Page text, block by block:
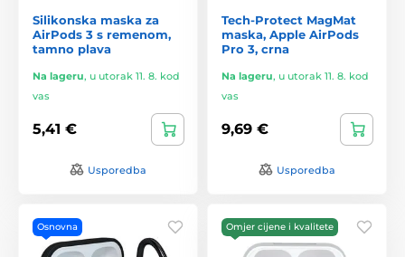
Silikonska maska za
AirPods 3 s remenom,
tamno plava
Na lageru, u utorak 11. 8. kod
vas
5,41 €
Usporedba
Tech-Protect MagMat
maska, Apple AirPods
Pro 3, crna
Na lageru, u utorak 11. 8. kod
vas
9,69 €
Usporedba
Osnovna Omjer cijene i kvalitete